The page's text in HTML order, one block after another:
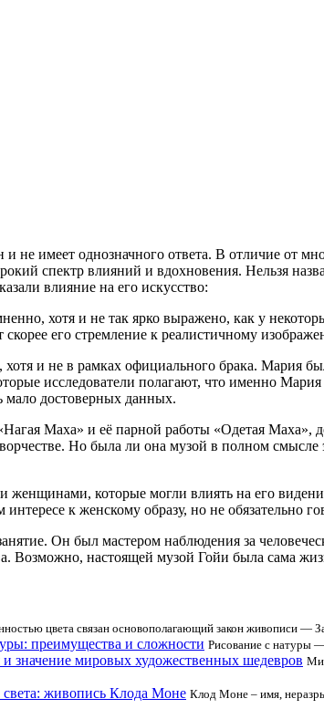
не имеет однозначного ответа. В отличие от
спектр влияний и вдохновения. Нельзя
влияние на его искусство:
хотя и не так ярко выражено, как у
его стремление к реалистичному
и не в рамках официального брака. Мария
исследователи полагают, что именно
мало достоверных данных.
Маха» и её парной работы «Одетая Маха»,
Но была ли она музой в полном
которые могли влиять на его
к женскому образу, но не обязательно
Он был мастером наблюдения за
Возможно, настоящей музой Гойи была сама
цвета связан основополагающий закон живописи —
преимущества и сложности Рисование с натуры
значение мировых художественных шедевров
света: живопись Клода Моне Клод Моне – имя,